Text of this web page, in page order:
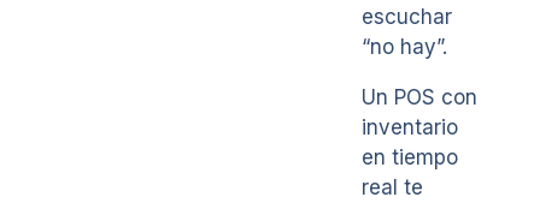
escuchar
“no hay”.
Un POS con
inventario
en tiempo
real te